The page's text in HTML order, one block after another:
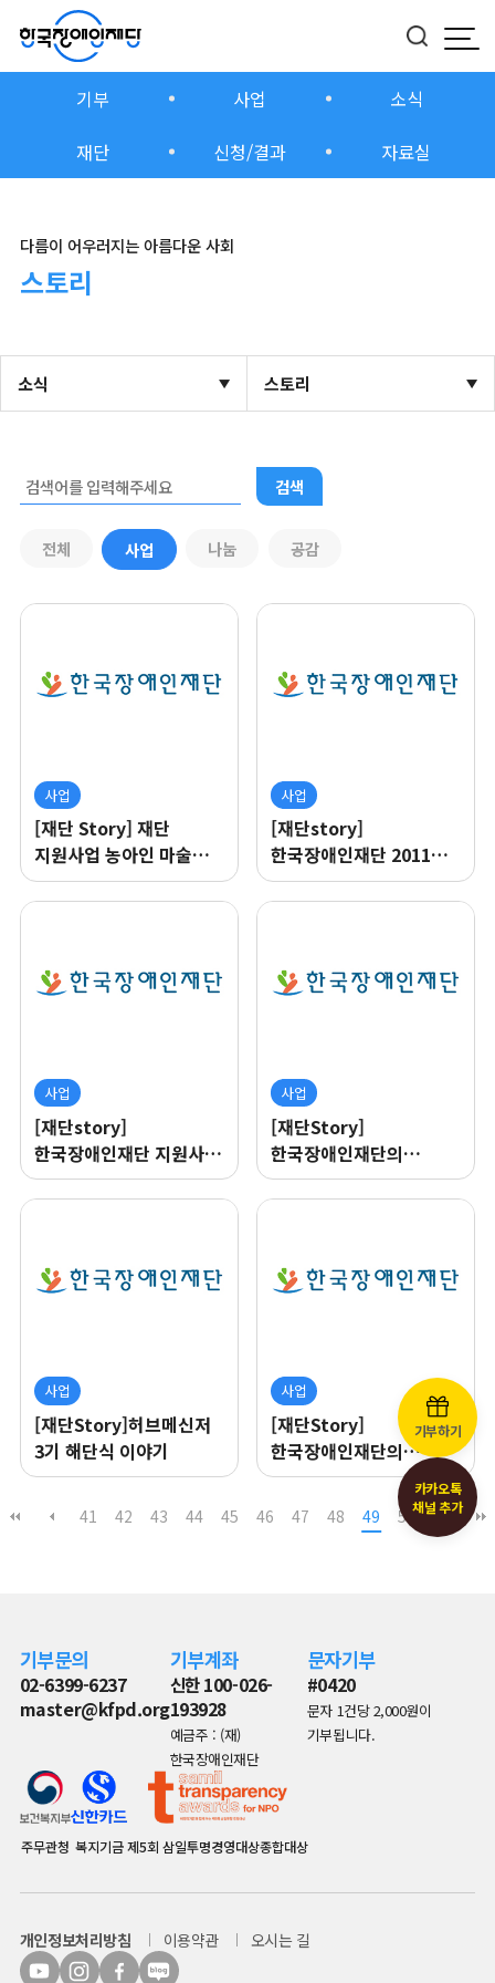
모
버튼
기부 사업
소식
재단
신청/결과 자료실
다름이 어우러지는 아름다운 사회
스토리
소식 스토리
전체 사업 나눔 공감
검색
사업
[재단 Story] 재단
지원사업 농아인 마술단
이야기
사업
[재단story]
한국장애인재단 2011년
페퍼민트 논문지원사업
‘장애의재해석’
사업
[재단story]
한국장애인재단 지원사업
이야기"전국장애인단체
활동가 대회"
사업
[재단Story]
한국장애인재단의
‘장애인식개선교육의
발전방향
사업
[재단Story]허브메신저
3기 해단식 이야기
사업
[재단Story]
한국장애인재단의
지원사업 우수단체
41 42 43 44 45 46 47 48 49 50
기부하기
카카오톡
채널 추가
기부문의
02-6399-6237
master@kfpd.org
기부계좌
신한 100-026-
193928
예금주 : (재)
한국장애인재단
문자기부
#0420
문자 1건당 2,000원이
기부됩니다.
주무관청 복지기금제5회 삼일투명경영대상종합대상
개인정보처리방침 이용약관 오시는 길